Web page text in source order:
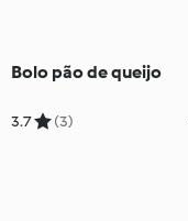
Bolo pão de queijo
3.7 (3)